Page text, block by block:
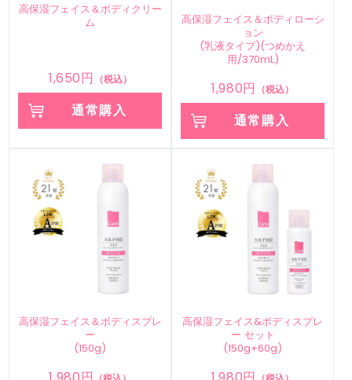
高保湿フェイス＆ボディクリー
ム
1,650円 （税込）
通常購入
高保湿フェイス＆ボディローシ
ョン
(乳液タイプ)(つめかえ
用/370mL)
1,980円 （税込）
通常購入
高保湿フェイス＆ボディスプレ
ー
(150g)
高保湿フェイス&ボディスプレ
ー セット
(150g+60g)